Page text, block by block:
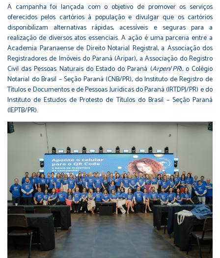
A campanha foi lançada com o objetivo de promover os serviços
oferecidos pelos cartórios à população e divulgar que os cartórios
disponibilizam alternativas rápidas, acessíveis e seguras para a
realização de diversos atos essenciais. A ação é uma parceria entre a
Academia Paranaense de Direito Notarial Registral, a Associação dos
Registradores de Imóveis do Paraná (Aripar), a Associação do Registro
Civil das Pessoas Naturais do Estado do Paraná (Arpen/PR), o Colégio
Notarial do Brasil – Seção Paraná (CNB/PR), do Instituto de Registro de
Títulos e Documentos e de Pessoas Jurídicas do Paraná (IRTDPJ/PR) e do
Instituto de Estudos de Protesto de Títulos do Brasil – Seção Paraná
(IEPTB/PR).